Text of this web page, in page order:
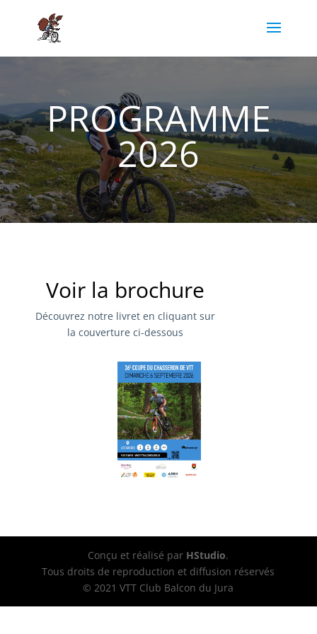
PROGRAMME
2026
Voir la brochure
Découvrez notre livret en cliquant sur
la couverture ci-dessous
Conçu et réalisé par HStudio.
Tous droits de reproduction et diffusion réservés
© 2021 VTT Club Balcon du Jura